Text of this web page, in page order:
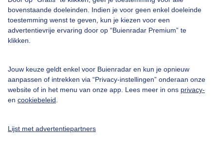
bovenstaande doeleinden. Indien je voor geen enkel doeleinde
toestemming wenst te geven, kun je kiezen voor een
advertentievrije ervaring door op “Buienradar Premium” te
klikken.
Jouw keuze geldt enkel voor Buienradar en kun je opnieuw
aanpassen of intrekken via “Privacy-instellingen” onderaan onze
website of in het menu van onze app. Lees meer in ons privacy-
en cookiebeleid
Lijst met advertentiepartners
Toegankelijkheid
Gebruikersvoorwaarden
Adverteren
Privacy beleid
Cookie beleid